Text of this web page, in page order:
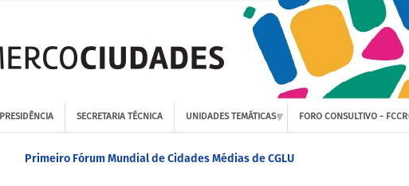
PRESIDÊNCIA SECRETARIA TÉCNICA UNIDADES TEMÁTICAS FORO CONSULTIVO - FCCR
Primeiro Fórum Mundial de Cidades Médias de CGLU